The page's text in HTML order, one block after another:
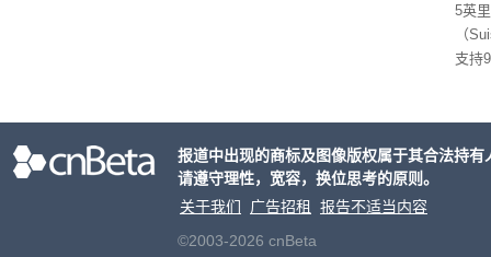
5英
（
支持
议会
报道中出现的商标及图像版权属于其合法持
请遵守理性，宽容，换位思考的原则。
关于我们
广告招租
报告不适当内容
©2003-2026 cnBeta